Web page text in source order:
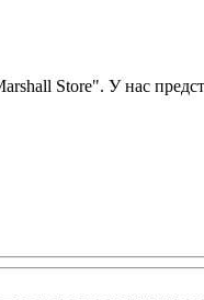
Store". У нас